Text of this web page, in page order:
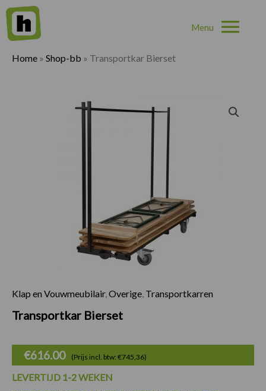
Home » Shop-bb » Transportkar Bierset
Klap en Vouwmeubilair, Overige Transportkarren
Transportkar Bierset
€616.00 (Prijs incl. btw: €745,36)
LEVERTIJD 1-2 WEKEN
Transportkar